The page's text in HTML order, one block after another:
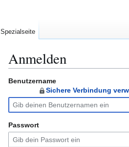
Anmelden
Zur
Navigation
springen
Zur
springen
Benutzername
Sichere Verbindung
Passwort
Spezialseite